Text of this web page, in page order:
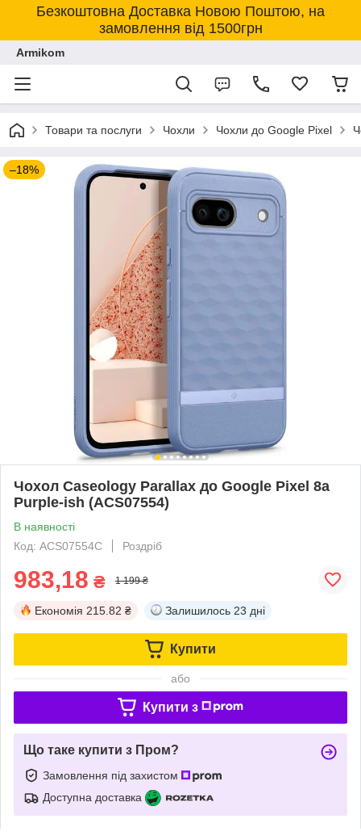
Безкоштовна Доставка Новою Поштою, на
замовлення від 1500грн
Armikom
Товари та послуги Чохли Чохли до Google Pixel
–18%
Чохол Caseology Parallax до Google Pixel 8a
Purple-ish (ACS07554)
В наявності
Код: ACS07554C
Роздріб
983,18 ₴ 1 199 ₴
Економія 215.82 ₴ Залишилось 23 дні
Купити
або
Купити з
Що таке купити з Пром?
Замовлення під захистом
Доступна доставка